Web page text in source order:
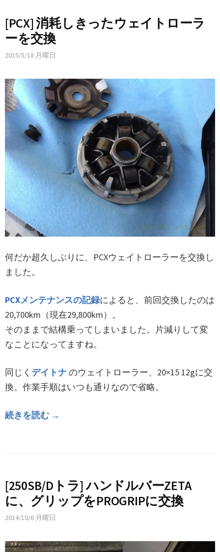
[PCX] 消耗しきったウェイトローラ
ーを交換
2015/5/18 月曜日
何だか超久しぶりに、PCXウェイトローラーを交換し
ました。
PCXメンテナンスの記録によると、前回交換したのは
20,700km（現在29,800km）。
そのままで結構乗ってしまいました。片減りして変
なことになってますね。
同じく デイトナのウェイトローラー、20×15 12gに交
換。作業手順はいつも通りなので省略。
続きを読む →
[250SB/Dトラ] ハンドルバーZETA
に、グリップをPROGRIPに交換
2014/10/6 月曜日